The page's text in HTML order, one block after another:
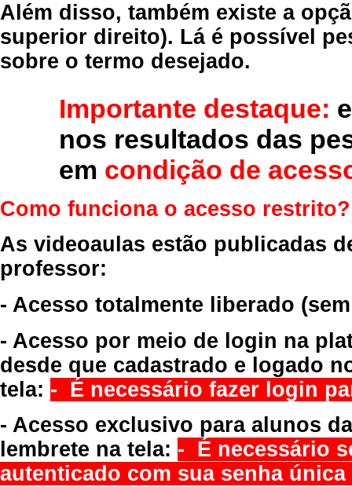
Além disso, também existe a
superior direito). Lá é possível
sobre o termo desejado.
Importante destaque:
nos resultados das
em condição de
Como funciona o acesso restrito?
As videoaulas estão publicadas
professor:
- Acesso totalmente liberado
- Acesso por meio de login na
desde que cadastrado e logado
tela: - É necessário fazer login
- Acesso exclusivo para alunos
lembrete na tela: - É necessário
autenticado com sua senha